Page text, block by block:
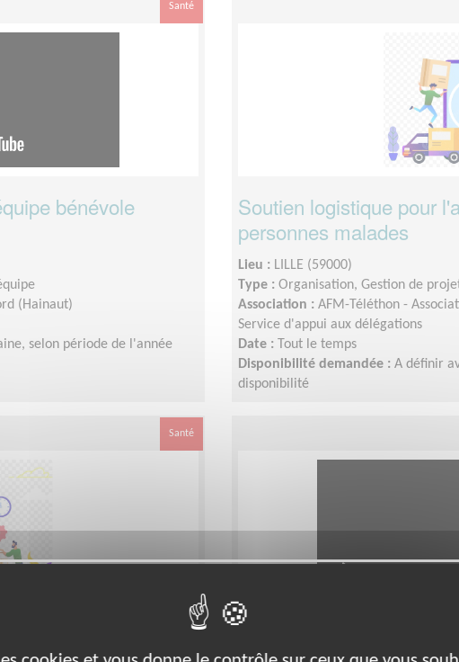
Santé
bénévole
(Hainaut)
selon période de l'année
Soutien logistique pour
personnes malades
Lieu : LILLE (59000)
Type : Organisation, Gestion de
Association : AFM-Téléthon -
Service d'appui aux délégations
Date :
Tout le temps
Disponibilité demandée : A définir
disponibilité
Santé
loisirs de
Equipier Régional Pôle